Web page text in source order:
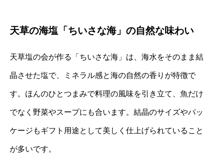
天草の海塩「ちいさな海」の自然な味わい
天草塩の会が作る「ちいさな海」は、海水をそのまま結
晶させた塩で、ミネラル感と海の自然の香りが特徴で
す。ほんのひとつまみで料理の風味を引き立て、魚だけ
でなく野菜やスープにも合います。結晶のサイズやパッ
ケージもギフト用途として美しく仕上げられていること
が多いです。